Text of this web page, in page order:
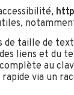
de taille de
liens et du
au
via un